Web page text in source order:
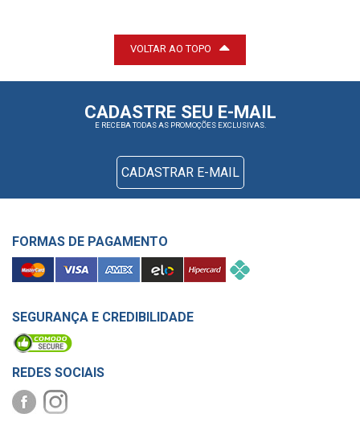
VOLTAR AO TOPO
CADASTRE SEU E-MAIL
E RECEBA TODAS AS PROMOÇÕES EXCLUSIVAS.
CADASTRAR E-MAIL
FORMAS DE PAGAMENTO
SEGURANÇA E CREDIBILIDADE
REDES SOCIAIS